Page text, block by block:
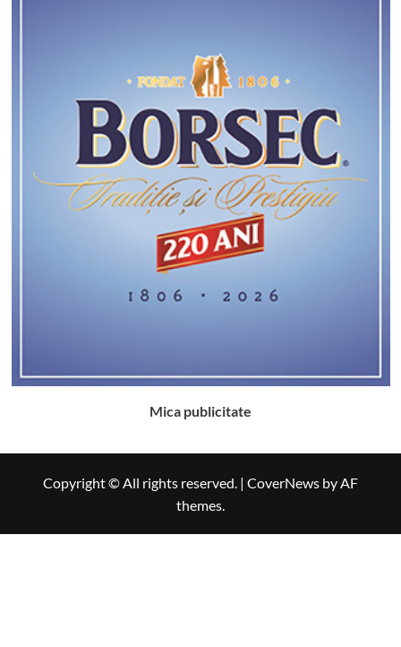
Mica publicitate
Copyright © All rights reserved. | CoverNews by AF
themes.